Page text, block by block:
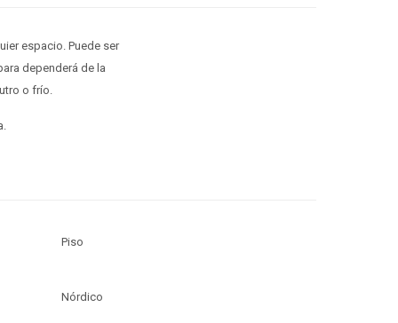
espacio. Puede ser
dependerá de la
o frío.
Piso
Nórdico